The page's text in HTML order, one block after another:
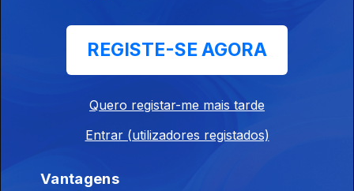
12h30 O 1º dia do resto da época europeia do
18H30 Villas Boas arrasador; Braga a jogo
REGISTE-SE AGORA
Quero registar-me mais tarde
Entrar (utilizadores registados)
Vantagens